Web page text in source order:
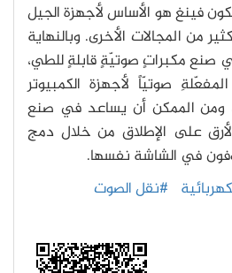
فينغ هو الأساس لأجهزة الجيل
من المجالات الأخرى. وبالنهاية
صنع مكبراتٍ صوتيّةٍ قابلةٍ للطي،
صوتيّاً لأجهزة الكمبيوتر
ومن الممكن أن يساعد في صنع
على الإطلاق من خلال دمج
في الشاشة نفسها.
#نقل الصوت